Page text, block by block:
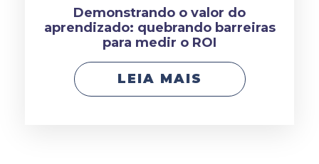
Demonstrando o valor do
aprendizado: quebrando barreiras
para medir o ROI
LEIA MAIS